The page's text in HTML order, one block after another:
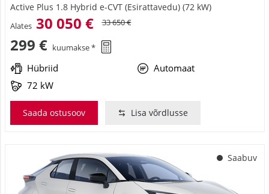
Active Plus 1.8 Hybrid e-CVT (Esirattavedu) (72 kW)
Alates 30 050 € 33 650 €
299 € kuumakse *
Hübriid
Automaat
72 kW
Saada ostusoov Lisa võrdlusse
Saabuv